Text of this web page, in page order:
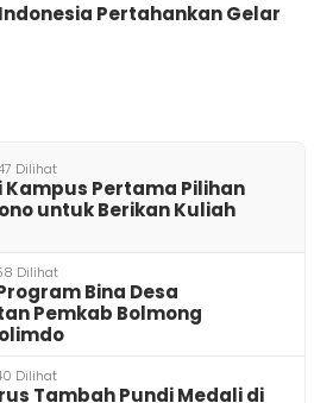
Pertahankan Gelar
Dilihat
Kampus Pertama Pilihan
untuk Berikan Kuliah
Dilihat
Bina Desa
Pemkab Bolmong
Dilihat
Tambah Pundi Medali di